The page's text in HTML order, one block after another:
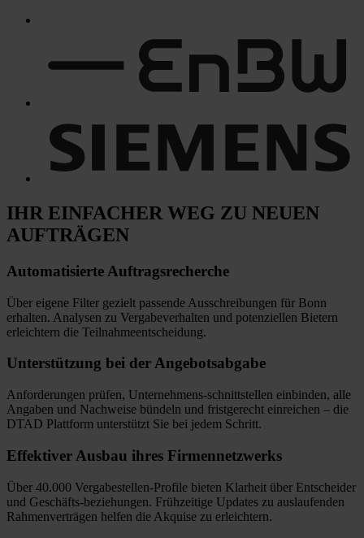
IHR EINFACHER WEG ZU NEUEN
AUFTRÄGEN
Automatisierte Auftragsrecherche
Über eigene Filter gezielt passende Ausschreibungen für Bonn
erhalten. Analysen zu Vergabeverhalten und potenziellen Bietern
erleichtern die Teilnahmeentscheidung.
Unterstützung bei der Angebotsabgabe
Anforderungen prüfen, Unternehmens-schnittstellen einbinden, alle
Angaben und Nachweise bündeln und fristgerecht einreichen – die
DTAD Plattform unterstützt Sie bei jedem Schritt.
Effektiver Ausbau ihres Firmennetzwerks
Über 40.000 Vergabestellen-Profile bieten Klarheit über Entscheider
und Geschäfts-beziehungen. Frühzeitige Updates zu auslaufenden
Rahmenverträgen helfen die Akquise zu erleichtern.